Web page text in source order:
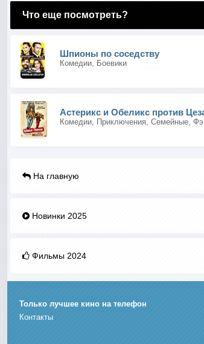
Что еще посмотреть?
Шпионы по соседству
Комедии, Боевики
Астерикс и Обеликс против
На главную
Новинки 2025
Фильмы 2024
Только лучшее кино на телефон
Контакты